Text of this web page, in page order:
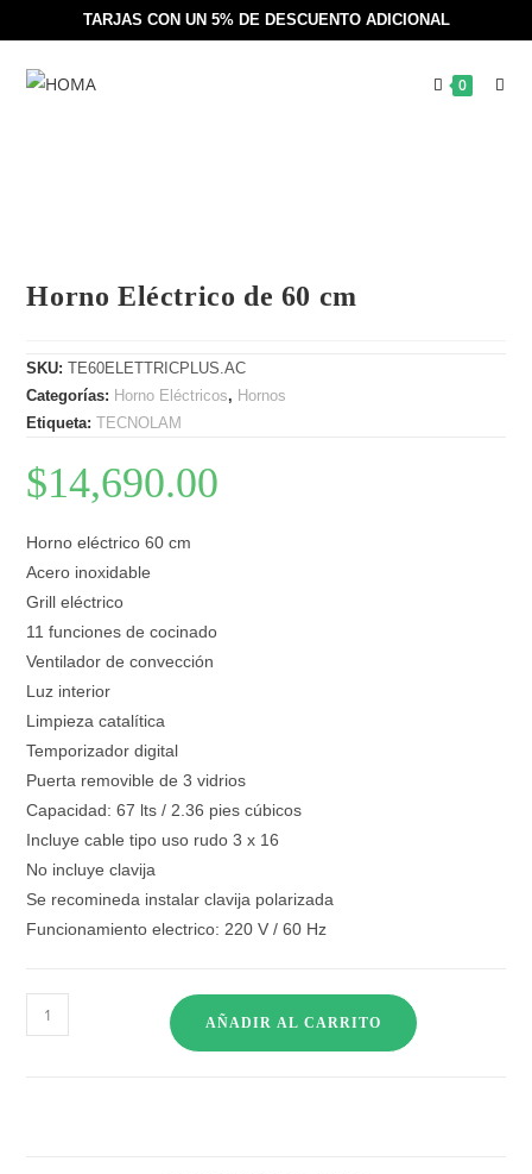
TARJAS CON UN 5% DE DESCUENTO ADICIONAL
0
Horno Eléctrico de 60 cm
SKU:TE60ELETTRICPLUS.AC
Categorías: Horno Eléctricos, Hornos
Etiqueta:TECNOLAM
$14,690.00
Horno eléctrico 60 cm
Acero inoxidable
Grill eléctrico
11 funciones de cocinado
Ventilador de convección
Luz interior
Limpieza catalítica
Temporizador digital
Puerta removible de 3 vidrios
Capacidad: 67 lts / 2.36 pies cúbicos
Incluye cable tipo uso rudo 3 x 16
No incluye clavija
Se recomineda instalar clavija polarizada
Funcionamiento electrico: 220 V / 60 Hz
AÑADIR AL CARRITO